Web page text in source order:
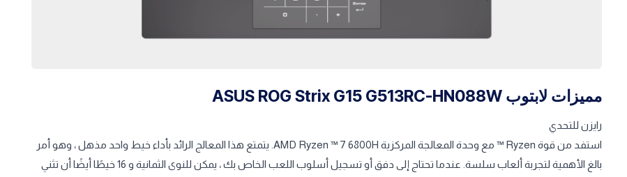
مميزات لابتوب ASUS ROG Strix G15 G513RC-HN088W
رايزن للتحدي
استفد من قوة Ryzen ™ مع وحدة المعالجة المركزية AMD Ryzen ™ 7 6800H. يتمتع هذا المعالج الرائد بأداء خيط واحد مذهل ، وهو أمر
بالغ الأهمية لتجربة ألعاب سلسة. عندما تحتاج إلى دفق أو تسجيل أسلوب اللعب الخاص بك ، يمكن للنوى الثمانية و 16 خيطًا أيضًا أن تثني